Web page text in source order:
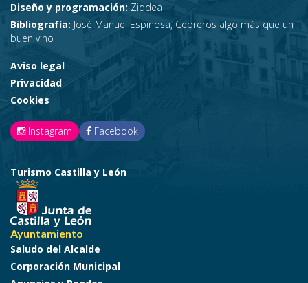
Diseño y programación: Ziddea
Bibliografía: José Manuel Espinosa, Cebreros algo más que un
buen vino
Aviso legal
Privacidad
Cookies
Instagram Facebook
Turismo Castilla y León
Ayuntamiento
Saludo del Alcalde
Corporación Municipal